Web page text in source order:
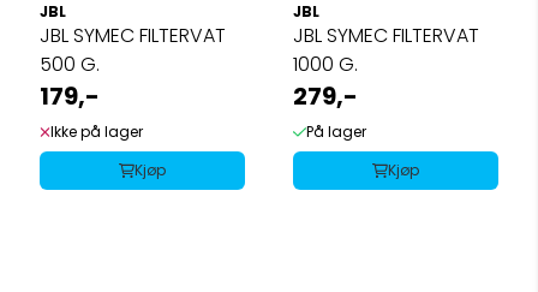
JBL
JBL SYMEC FILTERVAT
500 G.
179,-
Ikke på lager
Kjøp
JBL
JBL SYMEC FILTERVAT
1000 G.
279,-
På lager
Kjøp